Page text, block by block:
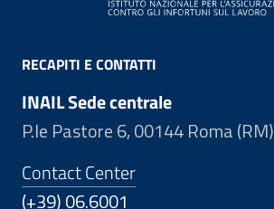
RECAPITI E CONTATTI
INAIL Sede centrale
P.le Pastore 6, 00144 Roma (RM)
Contact Center
(+39) 06.6001